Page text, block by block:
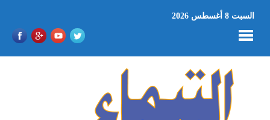
السبت 8 أغسطس 2026